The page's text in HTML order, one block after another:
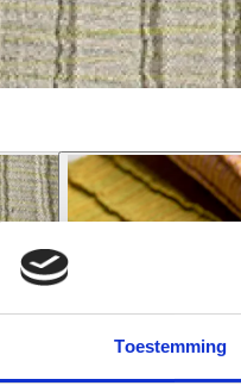
Toestemming